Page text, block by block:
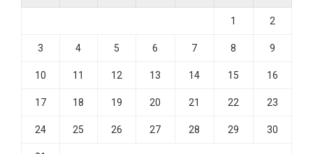
1 2
3 4 5 6 7 8 9
10 11 12 13 14 15 16
17 18 19 20 21 22 23
24 25 26 27 28 29 30